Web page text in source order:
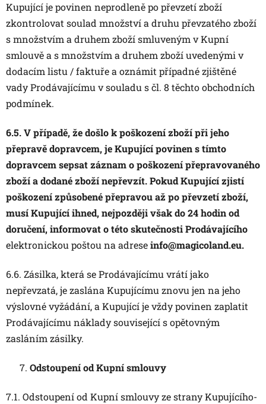
Kupující je povinen neprodleně po převzetí zboží
zkontrolovat soulad množství a druhu převzatého zboží
s množstvím a druhem zboží smluveným v Kupní
smlouvě a s množstvím a druhem zboží uvedenými v
dodacím listu / faktuře a oznámit případné zjištěné
vady Prodávajícímu v souladu s čl. 8 těchto obchodních
podmínek.
6.5. V případě, že došlo k poškození zboží při jeho
přepravě dopravcem, je Kupující povinen s tímto
dopravcem sepsat záznam o poškození přepravovaného
zboží a dodané zboží nepřevzít. Pokud Kupující zjistí
poškození způsobené přepravou až po převzetí zboží,
musí Kupující ihned, nejpozději však do 24 hodin od
doručení, informovat o této skutečnosti Prodávajícího
elektronickou poštou na adreseinfo@magicoland.eu.
6.6. Zásilka, která se Prodávajícímu vrátí jako
nepřevzatá, je zaslána Kupujícímu znovu jen na jeho
výslovné vyžádání, a Kupující je vždy povinen zaplatit
Prodávajícímu náklady související s opětovným
zasláním zásilky.
Odstoupení od Kupní smlouvy
7.1. Odstoupení od Kupní smlouvy ze strany Kupujícího-